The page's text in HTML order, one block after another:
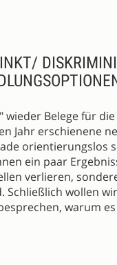
Belege für
Jahr erschienene
orientierungslos
ein paar
verlieren,
Schließlich wollen
warum